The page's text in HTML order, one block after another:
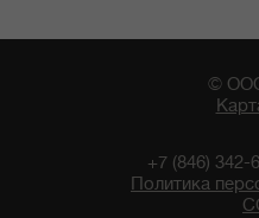
©
+7 (846) 342-
Политика